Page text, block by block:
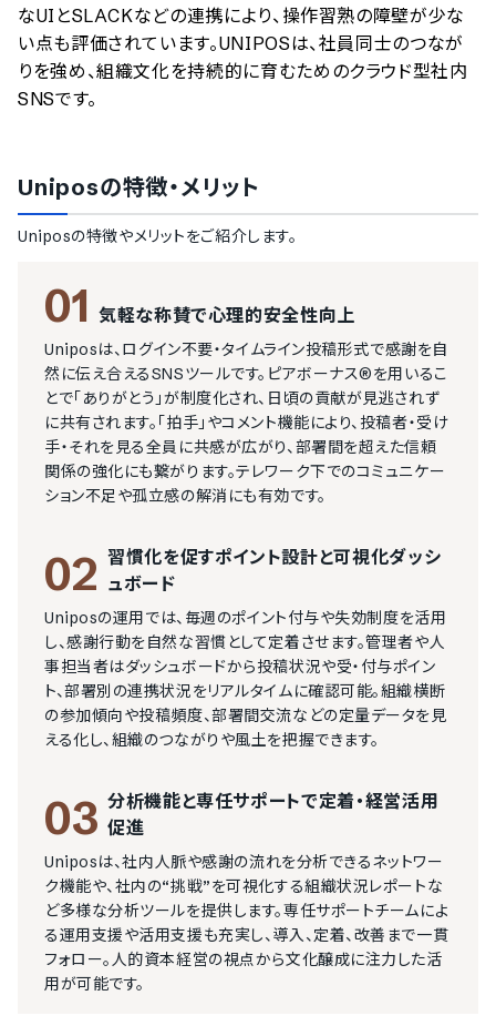
なUIとSLACKなどの連携により、操作習熟の障壁が少な
い点も評価されています。UNIPOSは、社員同士のつなが
りを強め、組織文化を持続的に育むためのクラウド型社内
SNSです。
Uniposの特徴・メリット
Uniposの特徴やメリットをご紹介します。
01 気軽な称賛で心理的安全性向上
Uniposは、ログイン不要・タイムライン投稿形式で感謝を自
然に伝え合えるSNSツールです。ピアボーナス®を用いるこ
とで「ありがとう」が制度化され、日頃の貢献が見逃されず
に共有されます。「拍手」やコメント機能により、投稿者・受け
手・それを見る全員に共感が広がり、部署間を超えた信頼
関係の強化にも繋がります。テレワーク下でのコミュニケー
ション不足や孤立感の解消にも有効です。
02 習慣化を促すポイント設計と可視化ダッシ
ュボード
Uniposの運用では、毎週のポイント付与や失効制度を活用
し、感謝行動を自然な習慣として定着させます。管理者や人
事担当者はダッシュボードから投稿状況や受・付与ポイン
ト、部署別の連携状況をリアルタイムに確認可能。組織横断
の参加傾向や投稿頻度、部署間交流などの定量データを見
える化し、組織のつながりや風土を把握できます。
03 分析機能と専任サポートで定着・経営活用
促進
Uniposは、社内人脈や感謝の流れを分析できるネットワー
ク機能や、社内の“挑戦”を可視化する組織状況レポートな
ど多様な分析ツールを提供します。専任サポートチームによ
る運用支援や活用支援も充実し、導入、定着、改善まで一貫
フォロー。人的資本経営の視点から文化醸成に注力した活
用が可能です。